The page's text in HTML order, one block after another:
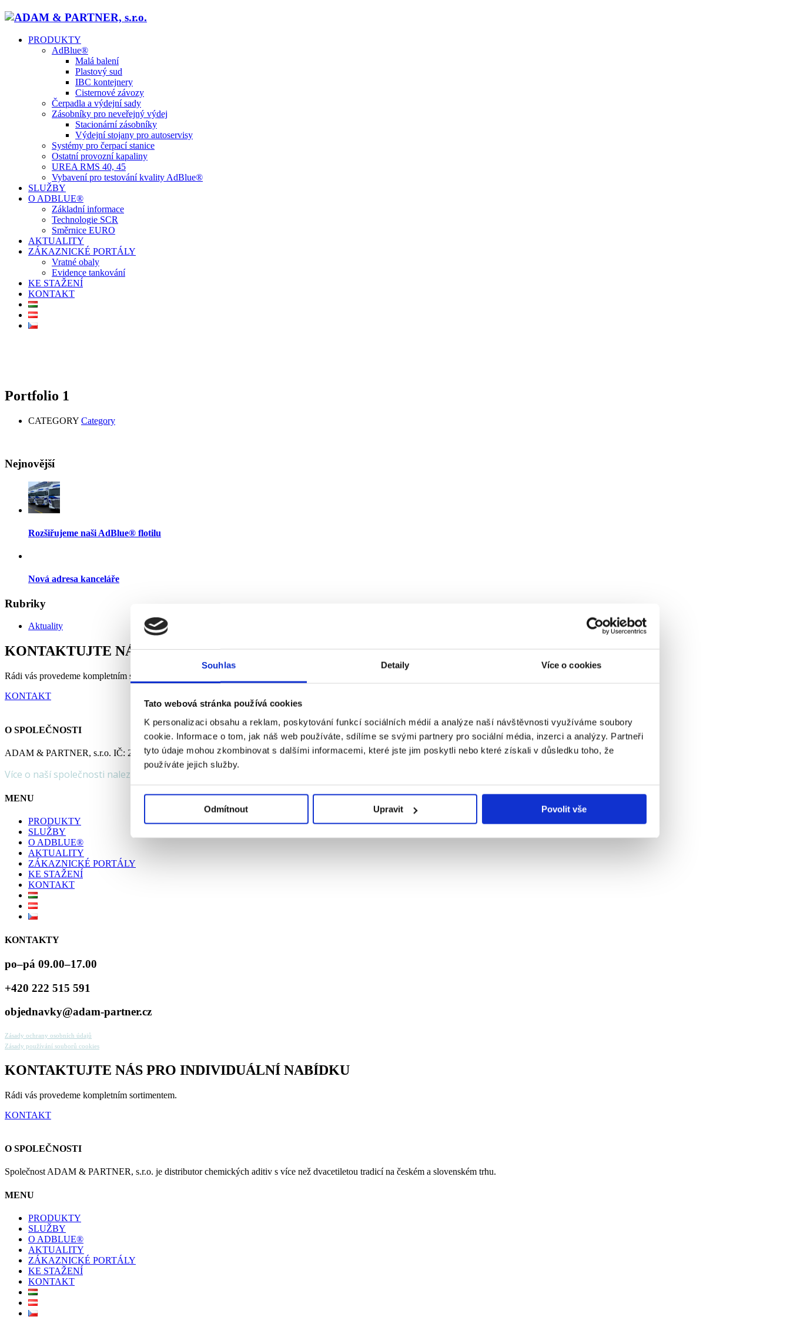
Souhlas Detaily Více o cookies
Tato webová stránka používá cookies
K personalizaci obsahu a reklam, poskytování funkcí sociálních médií a analýze naší návštěvnosti využíváme soubory
cookie. Informace o tom, jak náš web používáte, sdílíme se svými partnery pro sociální média, inzerci a analýzy. Partneři
tyto údaje mohou zkombinovat s dalšími informacemi, které jste jim poskytli nebo které získali v důsledku toho, že
používáte jejich služby.
Odmítnout Upravit Povolit vše
PRODUKTY
AdBlue®
Malá balení
Plastový sud
IBC kontejnery
Cisternové závozy
Čerpadla a výdejní sady
Zásobníky pro neveřejný výdej
Stacionární zásobníky
Výdejní stojany pro autoservisy
Systémy pro čerpací stanice
Ostatní provozní kapaliny
UREA RMS 40, 45
Vybavení pro testování kvality AdBlue®
SLUŽBY
O ADBLUE®
Základní informace
Technologie SCR
Směrnice EURO
AKTUALITY
ZÁKAZNICKÉ PORTÁLY
Vratné obaly
Evidence tankování
KE STAŽENÍ
KONTAKT
Portfolio 1
CATEGORY Category
Nejnovější
Rozšiřujeme naši AdBlue® flotilu
Nová adresa kanceláře
Rubriky
Aktuality
KONTAKTUJTE NÁS PRO INDIVIDUÁLNÍ NABÍDKU
Rádi vás provedeme kompletním sortimentem.
KONTAKT
O SPOLEČNOSTI
ADAM & PARTNER, s.r.o. IČ: 26162351 Radlická office, Radlická 348/142 150 00 Praha 5
Více o naší společnosti naleznete
MENU
PRODUKTY
SLUŽBY
O ADBLUE®
AKTUALITY
ZÁKAZNICKÉ PORTÁLY
KE STAŽENÍ
KONTAKT
KONTAKTY
po–pá 09.00–17.00
+420 222 515 591
objednavky@adam-partner.cz
Zásady ochrany osobních údajů
Zásady používání souborů cookies
KONTAKTUJTE NÁS PRO INDIVIDUÁLNÍ NABÍDKU
Rádi vás provedeme kompletním sortimentem.
KONTAKT
O SPOLEČNOSTI
Společnost ADAM & PARTNER, s.r.o. je distributor chemických aditiv s více než dvacetiletou tradicí na českém a slovenském trhu.
MENU
PRODUKTY
SLUŽBY
O ADBLUE®
AKTUALITY
ZÁKAZNICKÉ PORTÁLY
KE STAŽENÍ
KONTAKT